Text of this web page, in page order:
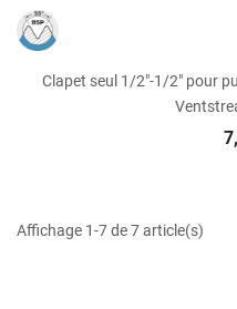
Clapet seul 1/2"-1/2" pour
Affichage 1-7 de 7 article(s)